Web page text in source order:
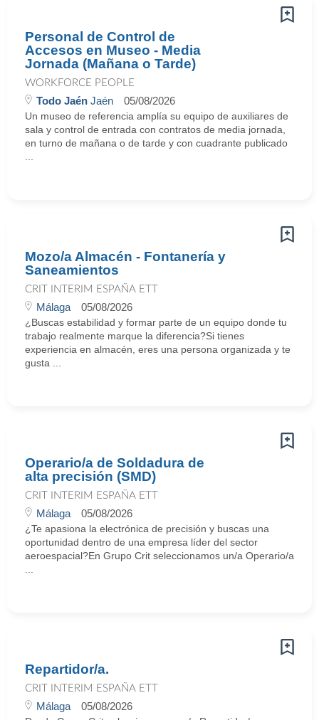
Personal de Control de
Accesos en Museo - Media
Jornada (Mañana o Tarde)
WORKFORCE PEOPLE
Todo Jaén Jaén 05/08/2026
Un museo de referencia amplía su equipo de auxiliares de
sala y control de entrada con contratos de media jornada,
en turno de mañana o de tarde y con cuadrante publicado
Mozo/a Almacén - Fontanería y
Saneamientos
CRIT INTERIM ESPAÑA ETT
Málaga 05/08/2026
¿Buscas estabilidad y formar parte de un equipo donde tu
trabajo realmente marque la diferencia?Si tienes
experiencia en almacén, eres una persona organizada y te
gusta ...
Operario/a de Soldadura de
alta precisión (SMD)
CRIT INTERIM ESPAÑA ETT
Málaga 05/08/2026
¿Te apasiona la electrónica de precisión y buscas una
oportunidad dentro de una empresa líder del sector
aeroespacial?En Grupo Crit seleccionamos un/a Operario/a
Repartidor/a.
CRIT INTERIM ESPAÑA ETT
Málaga 05/08/2026